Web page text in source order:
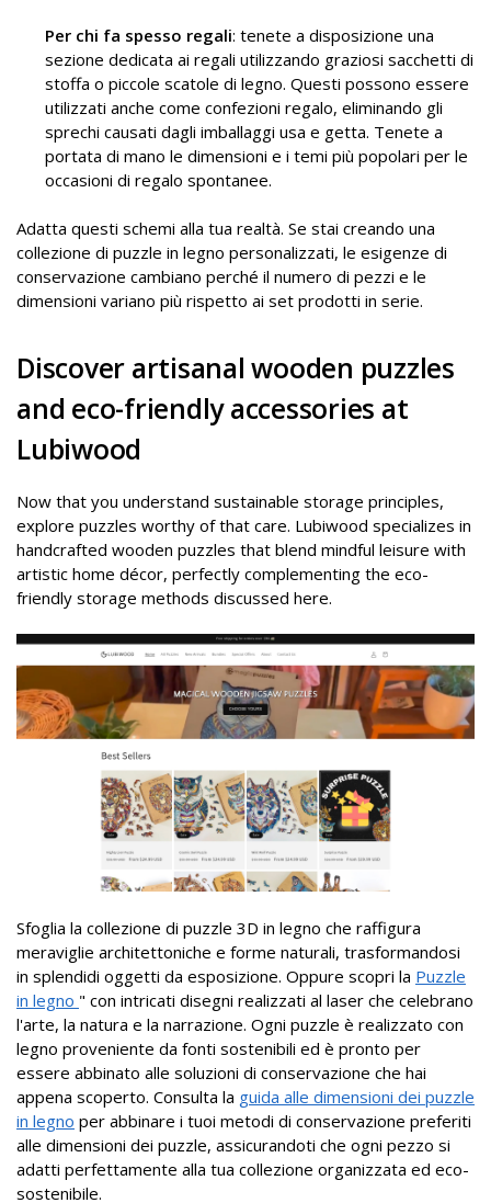
Per chi fa spesso regali: tenete a disposizione una
sezione dedicata ai regali utilizzando graziosi sacchetti di
stoffa o piccole scatole di legno. Questi possono essere
utilizzati anche come confezioni regalo, eliminando gli
sprechi causati dagli imballaggi usa e getta. Tenete a
portata di mano le dimensioni e i temi più popolari per le
occasioni di regalo spontanee.
Adatta questi schemi alla tua realtà. Se stai creando una
collezione di puzzle in legno personalizzati, le esigenze di
conservazione cambiano perché il numero di pezzi e le
dimensioni variano più rispetto ai set prodotti in serie.
Discover artisanal wooden puzzles
and eco-friendly accessories at
Lubiwood
Now that you understand sustainable storage principles,
explore puzzles worthy of that care. Lubiwood specializes in
handcrafted wooden puzzles that blend mindful leisure with
artistic home décor, perfectly complementing the eco-
friendly storage methods discussed here.
Sfoglia la collezione di puzzle 3D in legno che raffigura
meraviglie architettoniche e forme naturali, trasformandosi
in splendidi oggetti da esposizione. Oppure scopri la Puzzle
in legno " con intricati disegni realizzati al laser che celebrano
l'arte, la natura e la narrazione. Ogni puzzle è realizzato con
legno proveniente da fonti sostenibili ed è pronto per
essere abbinato alle soluzioni di conservazione che hai
appena scoperto. Consulta la guida alle dimensioni dei puzzle
in legno per abbinare i tuoi metodi di conservazione preferiti
alle dimensioni dei puzzle, assicurandoti che ogni pezzo si
adatti perfettamente alla tua collezione organizzata ed eco-
sostenibile.